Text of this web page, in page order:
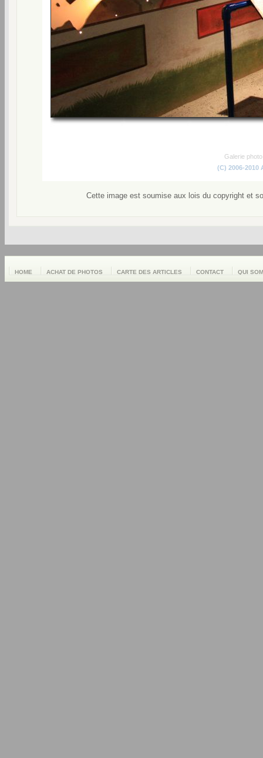
Galerie
(C) 2006-2010
Cette image est soumise aux lois du copyright et
HOME ACHAT DE PHOTOS CARTE DES ARTICLES CONTACT QUI